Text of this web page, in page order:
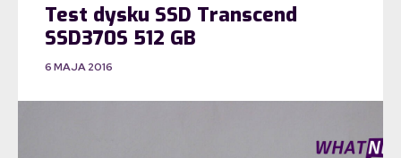
Test dysku SSD Transcend
SSD370S 512 GB
6 MAJA 2016